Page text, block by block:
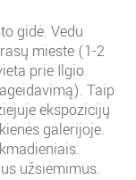
gidė. Vedu
mieste (1-2
prie Ilgio
Taip
ekspozicijų
galerijoje.
užsiėmimus.